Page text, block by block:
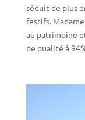
séduit de plus
festifs.
au patrimoine
de qualité à